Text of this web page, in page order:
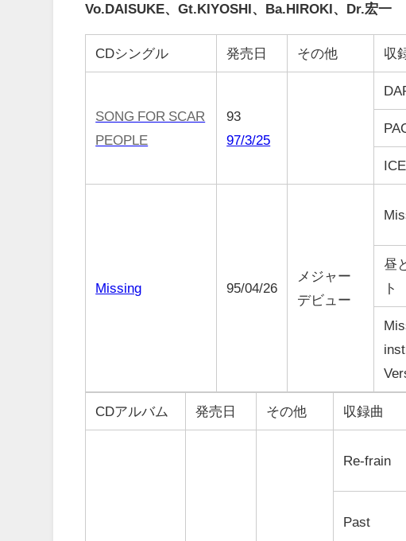
Vo.DAISUKE、Gt.KIYOSHI、Ba.HIROKI、Dr.宏一
CDシングル 発売日 その他 収
SONG FOR SCAR
PEOPLE
93
97/3/25
Missing 95/04/26
メジャー
デビュー
昼
ト
CDアルバム 発売日 その他 収録曲
Re-frain
Past